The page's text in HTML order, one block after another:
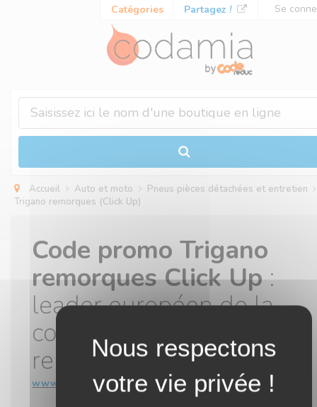
Catégories Partagez ! Se
Accueil Auto et moto
Pneus pièces détachées et entretien
Trigano remorques (Click Up)
Code promo Trigano
remorques Click Up:
leader européen de la
commercialisation de
remorques
www.clickup-remorque.fr
Panneau de gestion des cookies